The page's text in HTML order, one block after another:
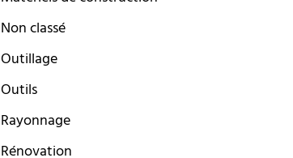
Non classé
Outillage
Outils
Rayonnage
Rénovation